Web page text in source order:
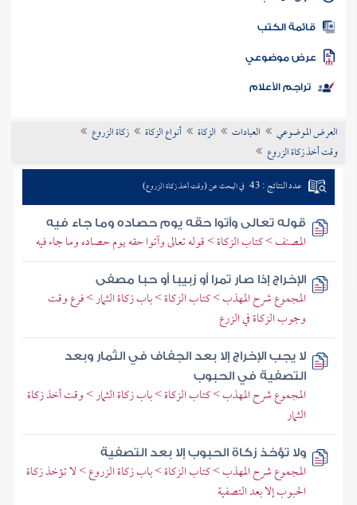
المكتبة
الكتب
موضوعي
تراجم الأعلام
العرض الموضوعي العبادات الزكاة أنواع الزكاة
زكاة الزروع
وقت أخذ زكاة الزروع
عدد النتائج : 43 في البحث عن (وقت أخذ زكاة الزروع)
قوله تعالى وآتوا حقه يوم حصاده وما جاء فيه
المصنف > كتاب الزكاة > قوله تعالى وآتوا حقه يوم حصاده وما جاء فيه
الإخراج إذا صار تمرا أو زبيبا أو حبا مصفى
المجموع شرح المهذب > كتاب الزكاة > باب زكاة الثمار > فرع وقت
وجوب الزكاة في الزرع
لا يجب الإخراج إلا بعد الجفاف في الثمار وبعد
التصفية في الحبوب
المجموع شرح المهذب > كتاب الزكاة > باب زكاة الثمار > وقت أخذ زكاة
الثمار
ولا تؤخذ زكاة الحبوب إلا بعد التصفية
المجموع شرح المهذب > كتاب الزكاة > باب زكاة الزروع > لا تؤخذ زكاة
الحبوب إلا بعد التصفية